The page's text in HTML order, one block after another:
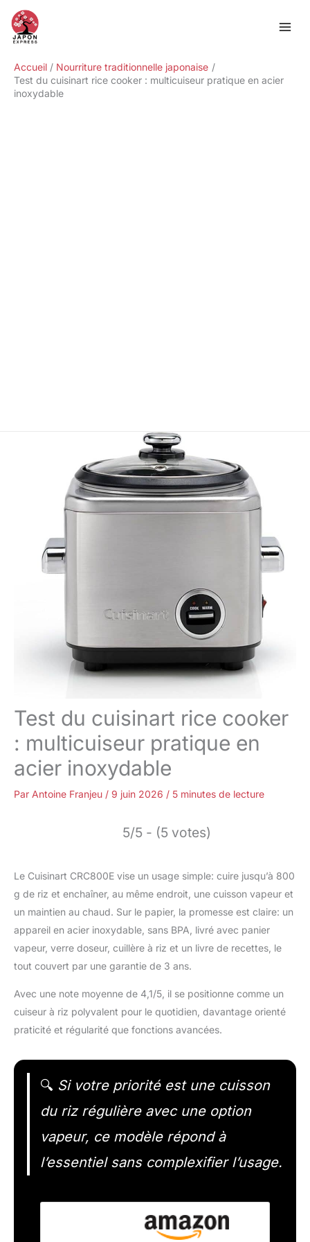
contenu
Accueil
Nourriture traditionnelle japonaise
Test du cuisinart rice cooker : multicuiseur pratique en acier
inoxydable
Test du cuisinart rice cooker
: multicuiseur pratique en
acier inoxydable
Par Antoine Franjeu / 9 juin 2026 / 5 minutes de lecture
5/5 - (5 votes)
Le Cuisinart CRC800E vise un usage simple: cuire jusqu’à 800
g de riz et enchaîner, au même endroit, une cuisson vapeur et
un maintien au chaud. Sur le papier, la promesse est claire: un
appareil en acier inoxydable, sans BPA, livré avec panier
vapeur, verre doseur, cuillère à riz et un livre de recettes, le
tout couvert par une garantie de 3 ans.
Avec une note moyenne de 4,1/5, il se positionne comme un
cuiseur à riz polyvalent pour le quotidien, davantage orienté
praticité et régularité que fonctions avancées.
🔍 Si votre priorité est une cuisson
du riz régulière avec une option
vapeur, ce modèle répond à
l’essentiel sans complexifier l’usage.
Rechercher